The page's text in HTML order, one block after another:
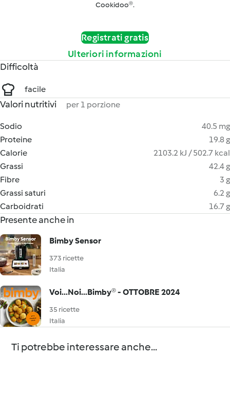
Cookidoo®.
Registrati gratis
Ulteriori informazioni
Difficoltà
facile
Valori nutritivi per 1 porzione
Sodio
40.5 mg
Proteine
19.8 g
Calorie
2103.2 kJ / 502.7 kcal
Grassi
42.4 g
Fibre
3 g
Grassi saturi
6.2 g
Carboidrati
16.7 g
Presente anche in
Bimby Sensor
373 ricette
Italia
Voi...Noi...Bimby® - OTTOBRE 2024
35 ricette
Italia
Ti potrebbe interessare anche...